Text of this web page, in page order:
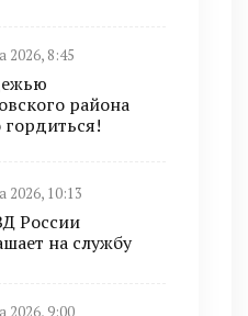
2026, 8:45
района
2026, 10:13
России
на службу
2026, 9:00